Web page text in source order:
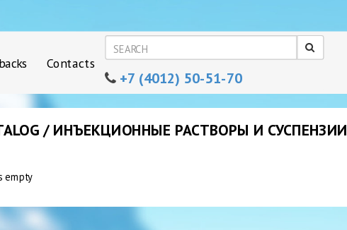
Contacts
+7 (4012) 50-51-70
/ ИНЪЕКЦИОННЫЕ РАСТВОРЫ И СУСПЕНЗИИ
empty